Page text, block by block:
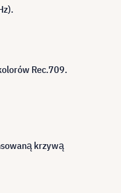
Rec.709.
krzywą